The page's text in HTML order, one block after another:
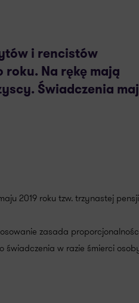
i rencistów
Na rękę mają
Świadczenia
2019 roku tzw. trzynastej
zasada
świadczenia w razie śmierci